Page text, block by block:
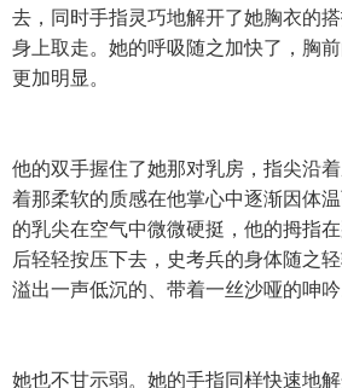
去，同时手指灵巧地解开了她胸衣的
身上取走。她的呼吸随之加快了，胸
更加明显。
他的双手握住了她那对乳房，指尖沿
着那柔软的质感在他掌心中逐渐因体
的乳尖在空气中微微硬挺，他的拇指
后轻轻按压下去，史考兵的身体随之
溢出一声低沉的、带着一丝沙哑的呻吟
她也不甘示弱。她的手指同样快速地